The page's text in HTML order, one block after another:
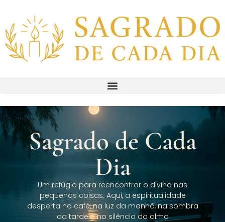
Sagrado de Cada
Dia
Um refúgio para reencontrar o divino nas
pequenas coisas. Aqui, a espiritualidade
desperta no café, na luz da manhã, na sombra
da tarde e no silêncio da alma